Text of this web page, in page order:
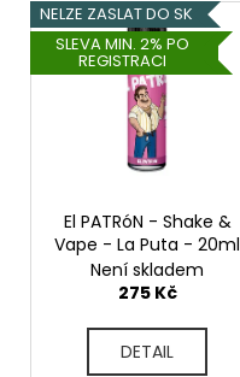
NELZE ZASLAT DO SK
SLEVA MIN. 2% PO
REGISTRACI
El PATRóN - Shake &
Vape - La Puta - 20ml
Není skladem
275 Kč
DETAIL